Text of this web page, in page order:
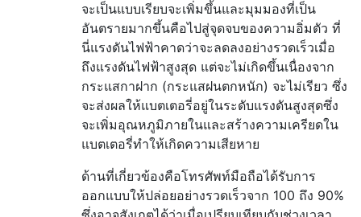
จะเป็นแบบเรียบจะเพิ่มขึ้นและมุมมองที่เป็น
อันตรายมากขึ้นคือไปสู่จุดจบของความอิ่มตัว ที่
นี่แรงดันไฟฟ้าคาดว่าจะลดลงอย่างรวดเร็วเมื่อ
ถึงแรงดันไฟฟ้าสูงสุด แต่จะไม่เกิดขึ้นเนื่องจาก
กระแสกาฝาก (กระแสฝนตกหนัก) จะไม่เรียว ซึ่ง
จะส่งผลให้แบตเตอรี่อยู่ในระดับแรงดันสูงสุดซึ่ง
จะเพิ่มอุณหภูมิภายในและสร้างความเครียดใน
แบตเตอรี่ทำให้เกิดความเสียหาย
ด้านที่เกี่ยวข้องคือโทรศัพท์มือถือได้รับการ
ออกแบบให้ปล่อยอย่างรวดเร็วจาก 100 ถึง 90%